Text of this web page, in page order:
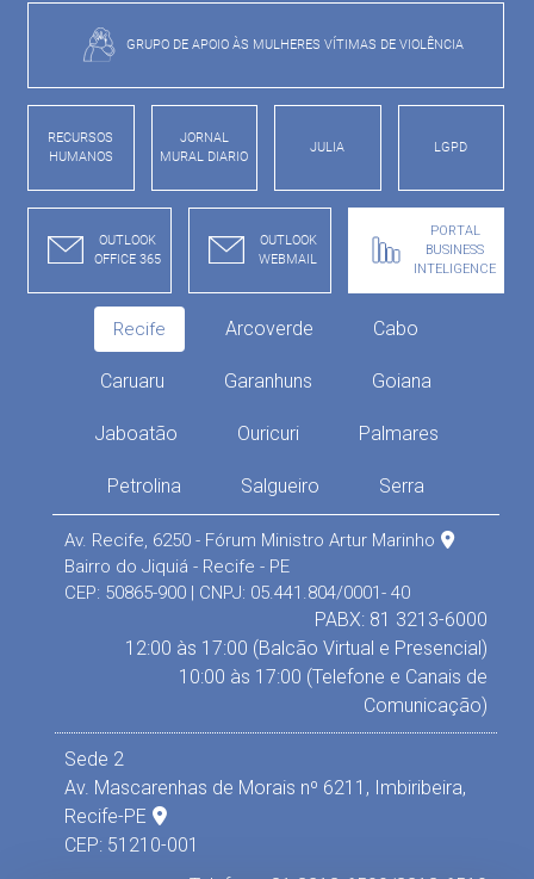
GRUPO DE APOIO ÀS MULHERES VÍTIMAS DE VIOLÊNCIA
RECURSOS
HUMANOS
JORNAL
MURAL DIARIO
JULIA LGPD
OUTLOOK
OFFICE 365
OUTLOOK
WEBMAIL
PORTAL
BUSINESS
INTELIGENCE
Recife Arcoverde Cabo
Caruaru Garanhuns Goiana
Jaboatão Ouricuri Palmares
Petrolina Salgueiro Serra
Av. Recife, 6250 - Fórum Ministro Artur Marinho
Bairro do Jiquiá - Recife - PE
CEP: 50865-900 | CNPJ: 05.441.804/0001- 40
PABX: 81 3213-6000
12:00 às 17:00 (Balcão Virtual e Presencial)
10:00 às 17:00 (Telefone e Canais de
Comunicação)
Sede 2
Av. Mascarenhas de Morais nº 6211, Imbiribeira,
Recife-PE
CEP: 51210-001